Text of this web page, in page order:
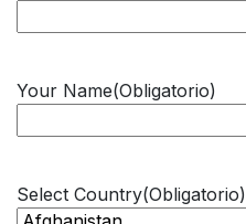
Your Name(Obligatorio)
Select Country(Obligatorio)